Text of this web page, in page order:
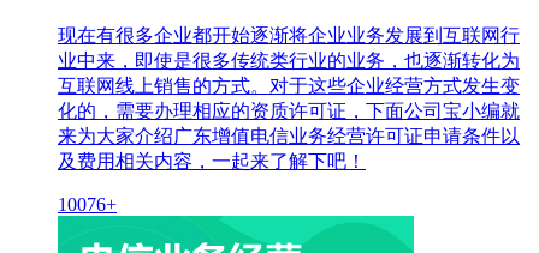
现在有很多企业都开始逐渐将企业业务发展到互联网行
业中来，即使是很多传统类行业的业务，也逐渐转化为
互联网线上销售的方式。对于这些企业经营方式发生变
化的，需要办理相应的资质许可证，下面公司宝小编就
来为大家介绍广东增值电信业务经营许可证申请条件以
及费用相关内容，一起来了解下吧！
10076+